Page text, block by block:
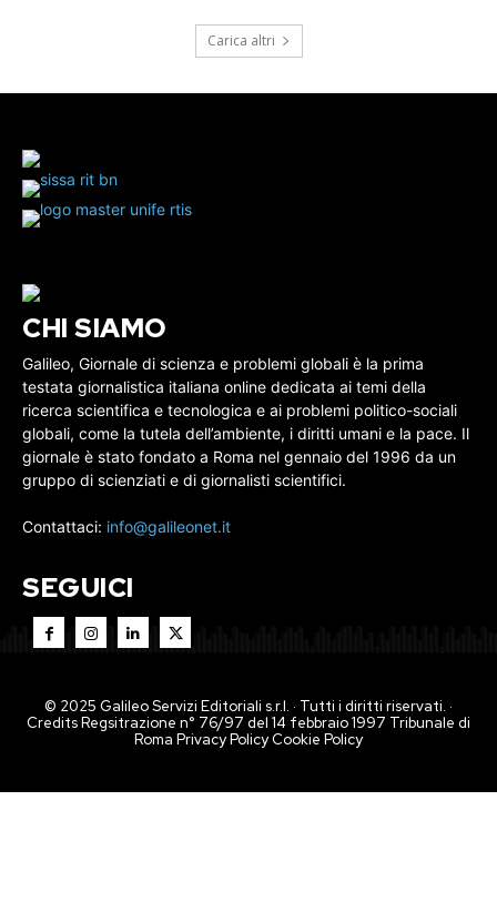
Carica altri
CHI SIAMO
Galileo, Giornale di scienza e problemi globali è la prima
testata giornalistica italiana online dedicata ai temi della
ricerca scientifica e tecnologica e ai problemi politico-sociali
globali, come la tutela dell’ambiente, i diritti umani e la pace. Il
giornale è stato fondato a Roma nel gennaio del 1996 da un
gruppo di scienziati e di giornalisti scientifici.
Contattaci: info@galileonet.it
SEGUICI
© 2025 Galileo Servizi Editoriali s.r.l. · Tutti i diritti riservati. ·
Credits Regsitrazione n° 76/97 del 14 febbraio 1997 Tribunale di
Roma Privacy PolicyCookie Policy